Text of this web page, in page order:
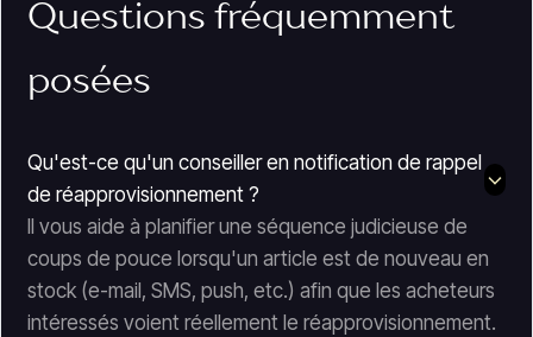
Questions fréquemment
posées
Qu'est-ce qu'un conseiller en notification de rappel
de réapprovisionnement ?
Il vous aide à planifier une séquence judicieuse de
coups de pouce lorsqu'un article est de nouveau en
stock (e-mail, SMS, push, etc.) afin que les acheteurs
intéressés voient réellement le réapprovisionnement.